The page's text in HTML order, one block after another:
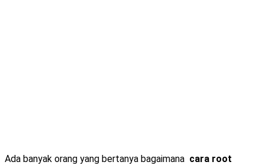
Ada banyak orang yang bertanya bagaimana cara root